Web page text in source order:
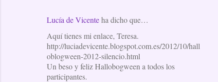
Lucía de Vicenteha dicho que…
Aquí tienes mi enlace, Teresa.
http://luciadevicente.blogspot.com.es/2012/10/hall
oblogween-2012-silencio.html
Un beso y feliz Hallobogween a todos los
participantes.